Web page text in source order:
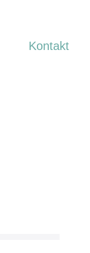
Kontakt